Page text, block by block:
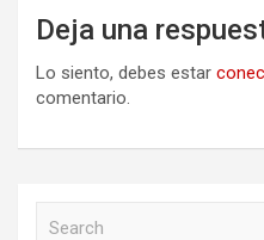
Deja una
Lo siento, debes estar
comentario.